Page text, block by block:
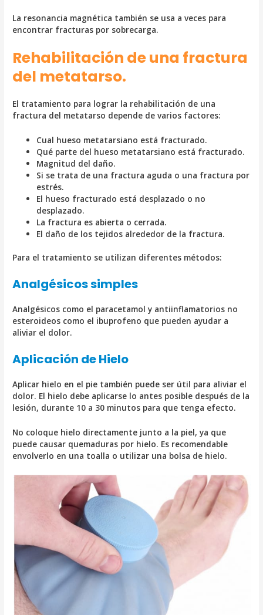
La resonancia magnética también se usa a veces para
encontrar fracturas por sobrecarga.
Rehabilitación de una fractura
del metatarso.
El tratamiento para lograr la rehabilitación de una
fractura del metatarso depende de varios factores:
Cual hueso metatarsiano está fracturado.
Qué parte del hueso metatarsiano está fracturado.
Magnitud del daño.
Si se trata de una fractura aguda o una fractura por
estrés.
El hueso fracturado está desplazado o no
desplazado.
La fractura es abierta o cerrada.
El daño de los tejidos alrededor de la fractura.
Para el tratamiento se utilizan diferentes métodos:
Analgésicos simples
Analgésicos como el paracetamol y antiinflamatorios no
esteroideos como el ibuprofeno que pueden ayudar a
aliviar el dolor.
Aplicación de Hielo
Aplicar hielo en el pie también puede ser útil para aliviar el
dolor. El hielo debe aplicarse lo antes posible después de la
lesión, durante 10 a 30 minutos para que tenga efecto.
No coloque hielo directamente junto a la piel, ya que
puede causar quemaduras por hielo. Es recomendable
envolverlo en una toalla o utilizar una bolsa de hielo.